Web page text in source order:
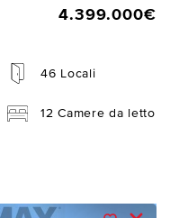
4.399.000€
46 Locali
12 Camere da letto